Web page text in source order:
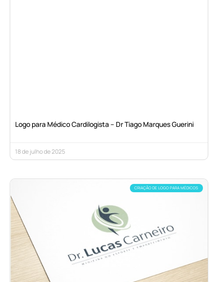
Logo para Médico Cardilogista – Dr Tiago Marques Guerini
18 de julho de 2025
CRIAÇÃO DE LOGO PARA MÉDICOS